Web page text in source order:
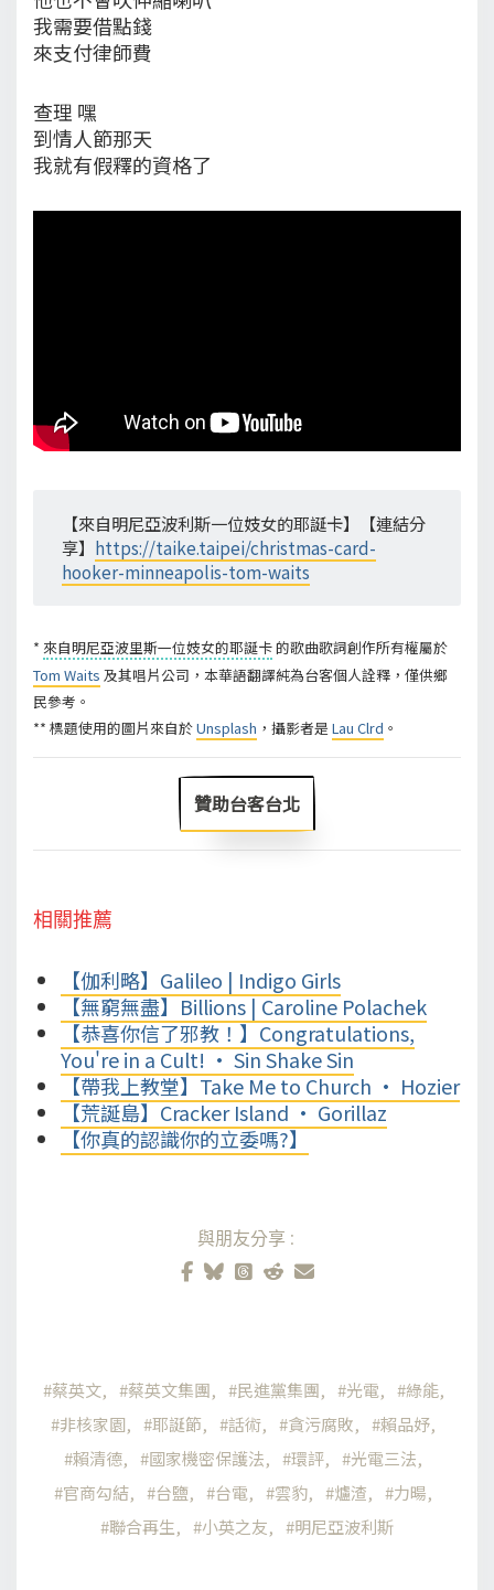
我需要借點錢
來支付律師費
查理 嘿
到情人節那天
我就有假釋的資格了
【來自明尼亞波利斯一位妓女的耶誕卡】【連結分
享】 https://taike.taipei/christmas-card-
hooker-minneapolis-tom-waits
* 來自明尼亞波里斯一位妓女的耶誕卡的歌曲歌詞創作所有權屬於
Tom Waits 及其唱片公司，本華語翻譯純為台客個人詮釋，僅供鄉
民參考。
** 標題使用的圖片來自於Unsplash ，攝影者是 Lau Clrd 。
贊助台客台北
相關推薦
【伽利略】Galileo | Indigo Girls
【無窮無盡】Billions | Caroline Polachek
【恭喜你信了邪教！】Congratulations,
You're in a Cult! • Sin Shake Sin
【帶我上教堂】Take Me to Church • Hozier
【荒誕島】Cracker Island • Gorillaz
【你真的認識你的立委嗎?】
與朋友分享:
蔡英文 蔡英文集團 民進黨集團 光電
綠能
非核家園
耶誕節 話術 貪污腐敗
賴品妤
賴清德
國家機密保護法 環評
光電三法
官商勾結
台鹽 台電 雲豹 爐渣
力暘
聯合再生
小英之友 明尼亞波利斯